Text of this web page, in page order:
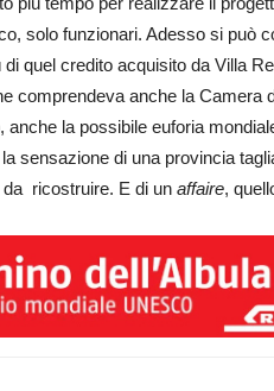
solo funzionari. Adesso si può
di quel credito acquisito da Villa
comprendeva anche la Camera
anche la possibile euforia
sensazione di una provincia
da ricostruire. E di un affaire,